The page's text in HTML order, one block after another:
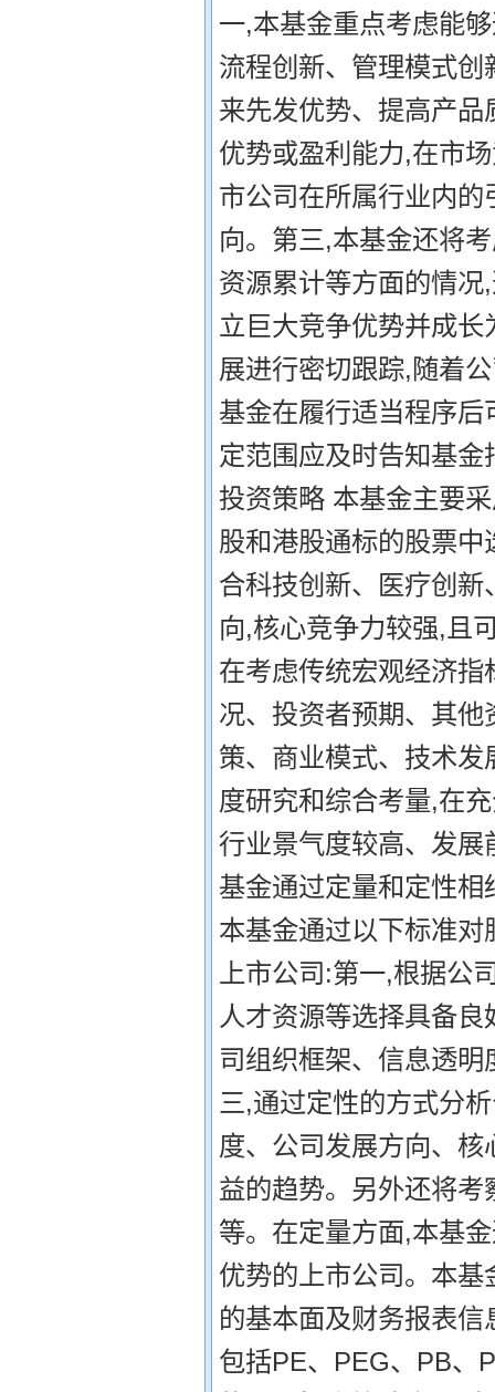
一,本基金重点考虑能
流程创新、管理模式
来先发优势、提高产
优势或盈利能力,在市
市公司在所属行业内
向。第三,本基金还将
资源累计等方面的情况
立巨大竞争优势并成
展进行密切跟踪,随着
基金在履行适当程序
定范围应及时告知基
投资策略 本基金主要
股和港股通标的股票
合科技创新、医疗创
向,核心竞争力较强,且
在考虑传统宏观经济
况、投资者预期、其
策、商业模式、技术
度研究和综合考量,在
行业景气度较高、发
基金通过定量和定性
本基金通过以下标准
上市公司:第一,根据公
人才资源等选择具备
司组织框架、信息透
三,通过定性的方式分
度、公司发展方向、
益的趋势。另外还将
等。在定量方面,本基
优势的上市公司。本
的基本面及财务报表
包括PE、PEG、PB、